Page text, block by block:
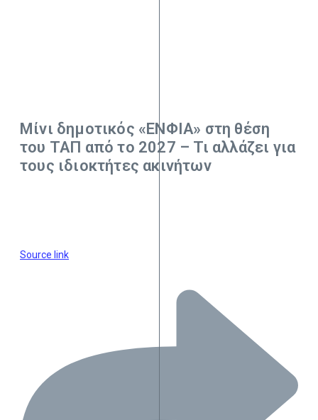
Μίνι δημοτικός «ΕΝΦΙΑ» στη θέση
του ΤΑΠ από το 2027 – Τι αλλάζει για
τους ιδιοκτήτες ακινήτων
Source link